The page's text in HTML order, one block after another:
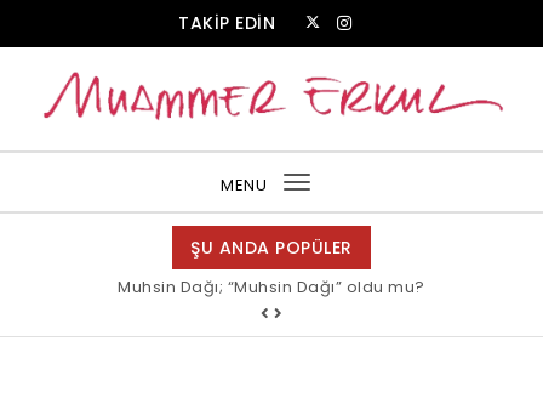
TAKİP EDİN
MENU
Toggle
navigation
ŞU ANDA POPÜLER
Muhsin Dağı; “Muhsin Dağı” oldu mu?
Allah bir, dese sözüne inanır mısın?